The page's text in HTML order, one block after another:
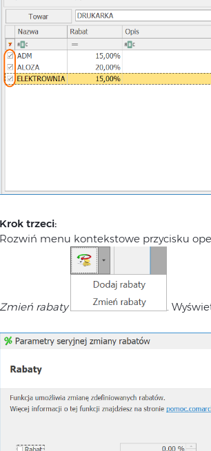
Krok trzeci:
Rozwiń menu kontekstowe przycisku
Zmień rabaty .